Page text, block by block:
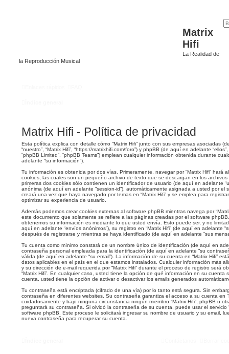
Matrix
Hifi
La Realidad de
la Reproducción Musical
Matrix Hifi - Política de privacidad
Esta política explica con detalle cómo “Matrix Hifi” junto con sus empresas asociadas
“nuestro”, “Matrix Hifi”, “https://matrixhifi.com/foro”) y phpBB (de aquí en adelante
“phpBB Limited”, “phpBB Teams”) emplean cualquier información obtenida durante
adelante “su información”).
Tu información es obtenida por dos vías. Primeramente, navegar por “Matrix Hifi” hará
cookies, las cuales son un pequeño archivo de texto que se descargan en los
primeras dos cookies sólo contienen un identificador de usuario (de aquí en adelante
anónima (de aquí en adelante “session-id”), automáticamente asignada a usted por el
creará una vez que haya navegado por temas en “Matrix Hifi” y se emplea para
optimizar su experiencia de usuario.
Además podemos crear cookies externas al software phpBB mientras navega por
este documento que solamente se refiere a las páginas creadas por el software
obtenemos su información es mediante lo que usted envía. Esto puede ser, y no
aquí en adelante “envíos anónimos”), su registro en “Matrix Hifi” (de aquí en adelante
después de registrarse y mientras se haya identificado (de aquí en adelante “sus
Tu cuenta como mínimo constará de un nombre único de identificación (de aquí en
contraseña personal empleada para la identificación (de aquí en adelante “su
válida (de aquí en adelante “su email”). La información de su cuenta en “Matrix Hifi”
datos aplicables en el país en el que estamos instalados. Cualquier información más
y su dirección de e-mail requerida por “Matrix Hifi” durante el proceso de registro será
“Matrix Hifi”. En cualquier caso, usted tiene la opción de qué información en su cuenta
cuenta, usted tiene la opción de activar o desactivar los emails generados
Tu contraseña está encriptada (cifrado de una vía) por lo tanto está segura. Sin
contraseña en diferentes websites. Su contraseña garantiza el acceso a su cuenta en
cuidadosamente y bajo ninguna circunstancia ningún miembro “Matrix Hifi”, phpBB u
preguntará su contraseña. Si olvidó la contraseña de su cuenta, puede usar el servicio
software phpBB. Este proceso le solicitará ingresar su nombre de usuario y su email,
nueva contraseña para recuperar su cuenta.